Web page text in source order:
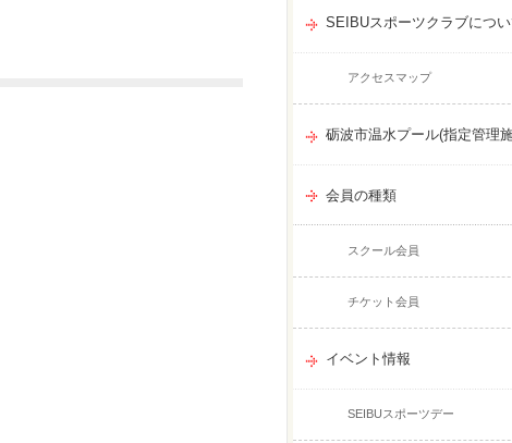
SEIBUスポーツクラブにつ
アクセスマップ
砺波市温水プール(指定管理
会員の種類
スクール会員
チケット会員
イベント情報
SEIBUスポーツデー